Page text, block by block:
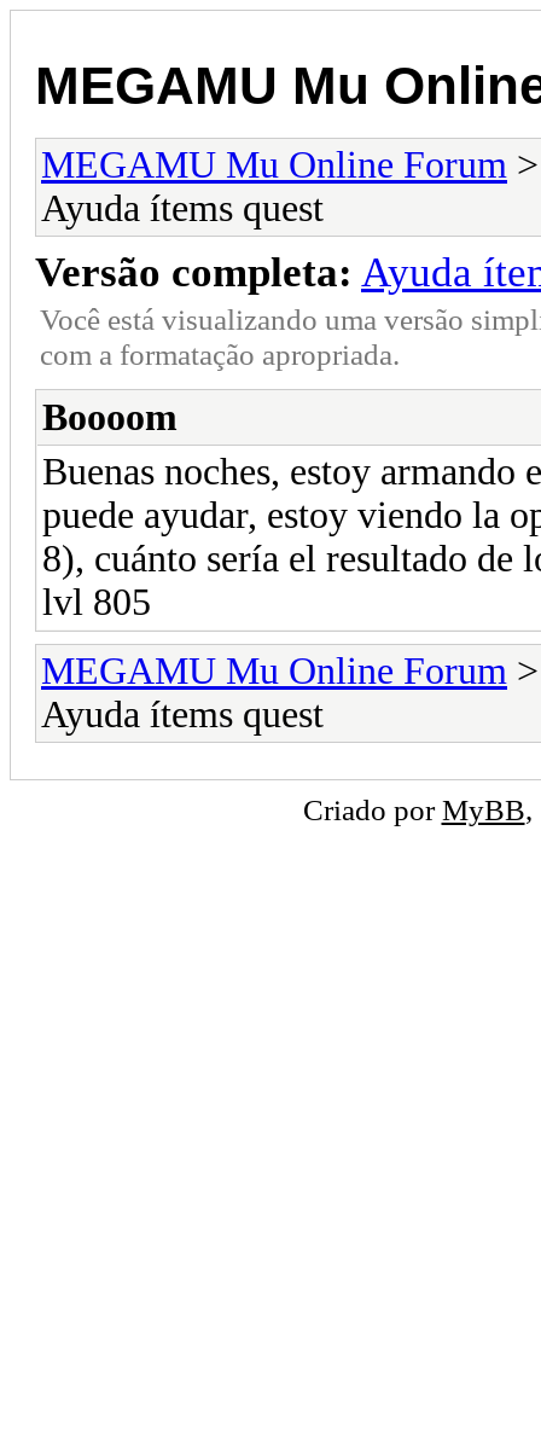
MEGAMU Mu
MEGAMU Mu Online Forum
Ayuda ítems quest
Versão completa: Ayuda
Você está visualizando uma versão
com a formatação apropriada.
Boooom
Buenas noches, estoy armando
puede ayudar, estoy viendo la
8), cuánto sería el resultado de
lvl 805
MEGAMU Mu Online Forum
Ayuda ítems quest
Criado porMyBB,